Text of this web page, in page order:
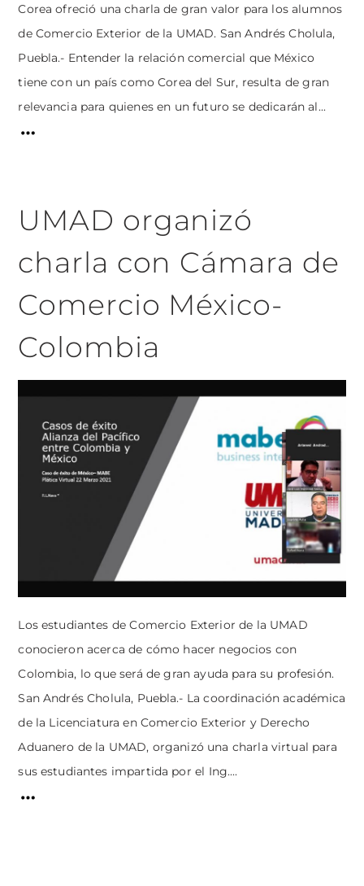
Corea ofreció una charla de gran valor para los alumnos
de Comercio Exterior de la UMAD. San Andrés Cholula,
Puebla.- Entender la relación comercial que México
tiene con un país como Corea del Sur, resulta de gran
relevancia para quienes en un futuro se dedicarán al...
UMAD organizó
charla con Cámara de
Comercio México-
Colombia
Los estudiantes de Comercio Exterior de la UMAD
conocieron acerca de cómo hacer negocios con
Colombia, lo que será de gran ayuda para su profesión.
San Andrés Cholula, Puebla.- La coordinación académica
de la Licenciatura en Comercio Exterior y Derecho
Aduanero de la UMAD, organizó una charla virtual para
sus estudiantes impartida por el Ing....